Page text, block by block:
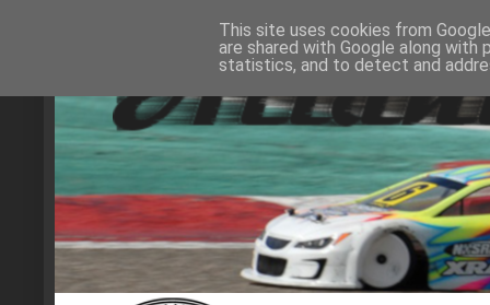
This site uses cookies from
are shared with Google along
statistics, and to detect and